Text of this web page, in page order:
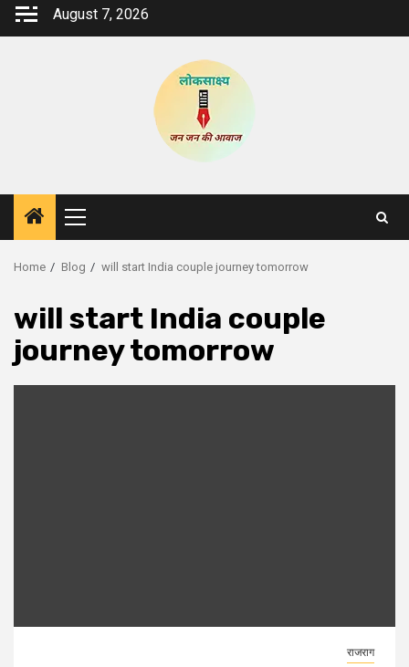
Skip
August 7, 2026
Primary
Menu
Home Blog will start India couple journey tomorrow
will start India couple
journey tomorrow
राजराग